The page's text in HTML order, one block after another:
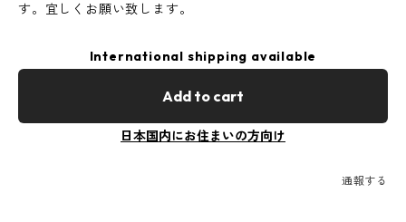
す。宜しくお願い致します。
International shipping available
Add to cart
日本国内にお住まいの方向け
通報する